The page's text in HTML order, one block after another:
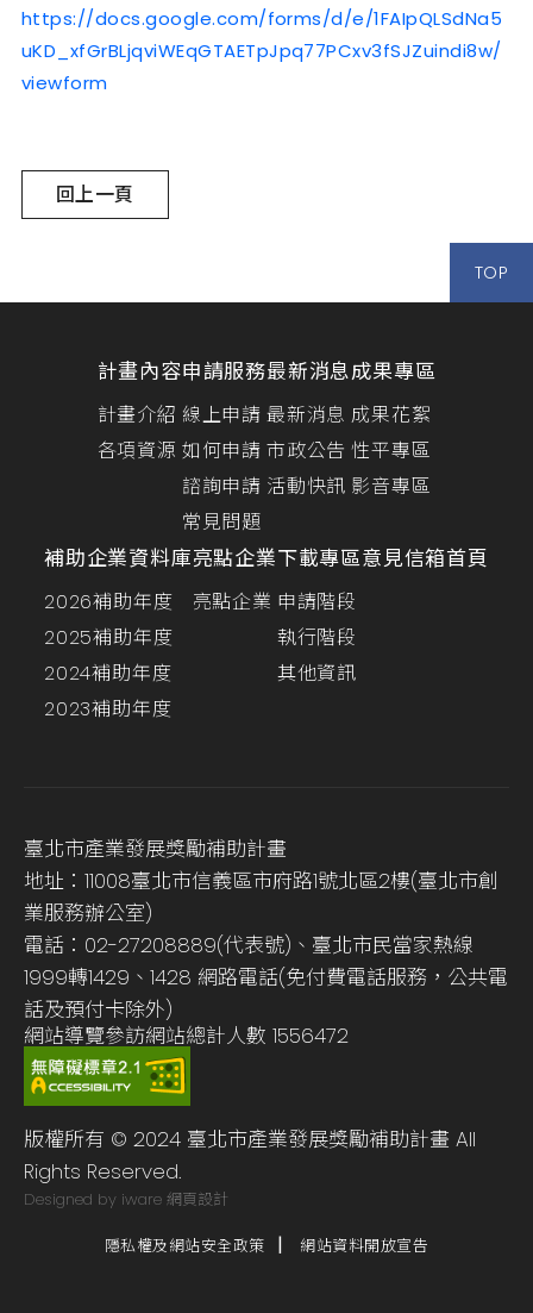
https://docs.google.com/forms/d/e/1FAIpQLSdNa5
uKD_xfGrBLjqviWEqGTAETpJpq77PCxv3fSJZuindi8w/
viewform
回上一頁
TOP
計畫內容
計畫介紹
各項資源
申請服務
線上申請
如何申請
諮詢申請
常見問題
最新消息
最新消息
市政公告
活動快訊
成果專區
成果花絮
性平專區
影音專區
補助企業資料庫
2026補助年度
2025補助年度
2024補助年度
2023補助年度
亮點企業
亮點企業
下載專區
申請階段
執行階段
其他資訊
意見信箱首頁
臺北市產業發展獎勵補助計畫
地址：11008臺北市信義區市府路1號北區2樓(臺北市創
業服務辦公室)
電話：02-27208889(代表號)、臺北市民當家熱線
1999轉1429、1428 網路電話(免付費電話服務，公共電
話及預付卡除外)
網站導覽參訪網站總計人數 1556472
版權所有 © 2024 臺北市產業發展獎勵補助計畫 All
Rights Reserved.
Designed by iware 網頁設計
隱私權及網站安全政策 網站資料開放宣告